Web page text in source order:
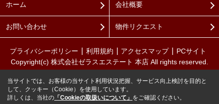
ホーム 会社概要
お問い合わせ 物件リクエスト
プライバシーポリシー 利用規約 アクセスマップ
PCサイト
Copyright(c) 株式会社ゼラスエステート 本店 All rights reserved.
当サイトでは、お客様の当サイト利用状況把握、サービス向上検討を目的と
して、クッキー（Cookie）を使用しています。
詳しくは、当社の 「Cookieの取扱いについて」 をご確認ください。